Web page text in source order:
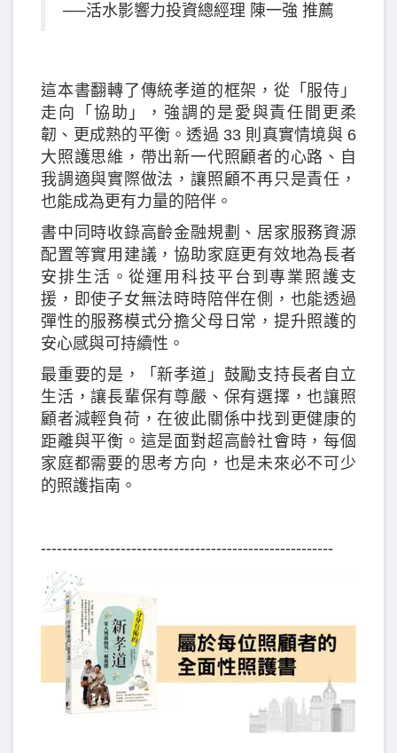
──活水影響力投資總經理 陳一強 推薦
這本書翻轉了傳統孝道的框架，從「服侍」
走向「協助」，強調的是愛與責任間更柔
韌、更成熟的平衡。透過 33 則真實情境與 6
大照護思維，帶出新一代照顧者的心路、自
我調適與實際做法，讓照顧不再只是責任，
也能成為更有力量的陪伴。
書中同時收錄高齡金融規劃、居家服務資源
配置等實用建議，協助家庭更有效地為長者
安排生活。從運用科技平台到專業照護支
援，即使子女無法時時陪伴在側，也能透過
彈性的服務模式分擔父母日常，提升照護的
安心感與可持續性。
最重要的是，「新孝道」鼓勵支持長者自立
生活，讓長輩保有尊嚴、保有選擇，也讓照
顧者減輕負荷，在彼此關係中找到更健康的
距離與平衡。這是面對超高齡社會時，每個
家庭都需要的思考方向，也是未來必不可少
的照護指南。
-------------------------------------------------------